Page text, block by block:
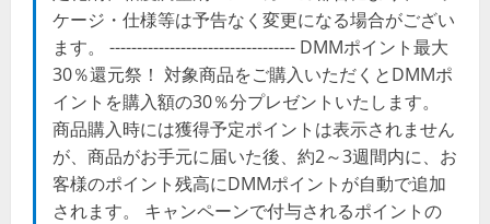
ケージ・仕様等は予告なく変更になる場合がござい
ます。 ---------------------------------- DMMポイント最大
30％還元祭！ 対象商品をご購入いただくとDMMポ
イントを購入額の30％分プレゼントいたします。
商品購入時には獲得予定ポイントは表示されません
が、商品がお手元に届いた後、約2～3週間内に、お
客様のポイント残高にDMMポイントが自動で追加
されます。 キャンペーンで付与されるポイントの